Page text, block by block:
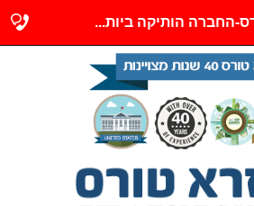
החברה הותיקה ביות...